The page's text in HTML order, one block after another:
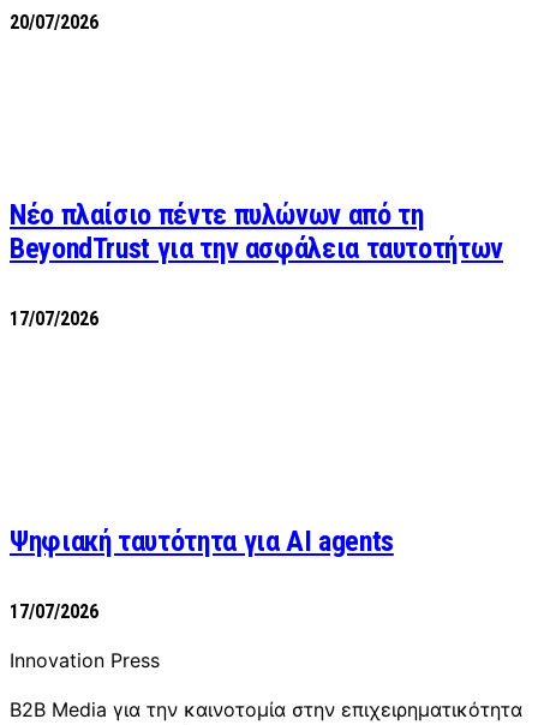
20/07/2026
Νέο πλαίσιο πέντε πυλώνων από τη
BeyondTrust για την ασφάλεια ταυτοτήτων
17/07/2026
Ψηφιακή ταυτότητα για AI agents
17/07/2026
Innovation Press
B2B Media για την καινοτομία στην επιχειρηματικότητα